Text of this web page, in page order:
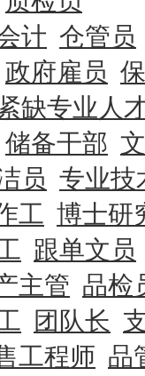
计 仓管员
政府雇员
缺专业人
储备干部
员 专业技
工 博士研
跟单文员
主管 品检
团队长
工程师 品